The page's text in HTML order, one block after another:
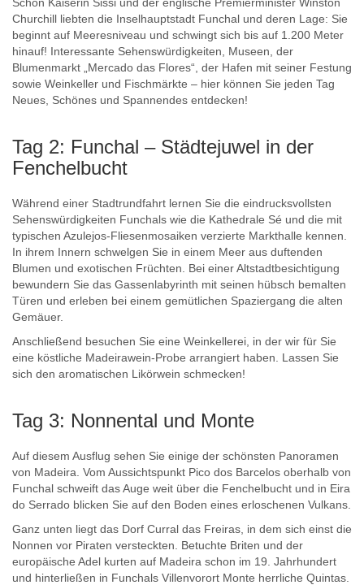
Churchill liebten die Inselhauptstadt Funchal und deren Lage: Sie
beginnt auf Meeresniveau und schwingt sich bis auf 1.200 Meter
hinauf! Interessante Sehenswürdigkeiten, Museen, der
Blumenmarkt „Mercado das Flores“, der Hafen mit seiner Festung
sowie Weinkeller und Fischmärkte – hier können Sie jeden Tag
Neues, Schönes und Spannendes entdecken!
Tag 2: Funchal – Städtejuwel in der
Fenchelbucht
Während einer Stadtrundfahrt lernen Sie die eindrucksvollsten
Sehenswürdigkeiten Funchals wie die Kathedrale Sé und die mit
typischen Azulejos-Fliesenmosaiken verzierte Markthalle kennen.
In ihrem Innern schwelgen Sie in einem Meer aus duftenden
Blumen und exotischen Früchten. Bei einer Altstadtbesichtigung
bewundern Sie das Gassenlabyrinth mit seinen hübsch bemalten
Türen und erleben bei einem gemütlichen Spaziergang die alten
Gemäuer.
Anschließend besuchen Sie eine Weinkellerei, in der wir für Sie
eine köstliche Madeirawein-Probe arrangiert haben. Lassen Sie
sich den aromatischen Likörwein schmecken!
Tag 3: Nonnental und Monte
Auf diesem Ausflug sehen Sie einige der schönsten Panoramen
von Madeira. Vom Aussichtspunkt Pico dos Barcelos oberhalb von
Funchal schweift das Auge weit über die Fenchelbucht und in Eira
do Serrado blicken Sie auf den Boden eines erloschenen Vulkans.
Ganz unten liegt das Dorf Curral das Freiras, in dem sich einst die
Nonnen vor Piraten versteckten. Betuchte Briten und der
europäische Adel kurten auf Madeira schon im 19. Jahrhundert
und hinterließen in Funchals Villenvorort Monte herrliche Quintas.